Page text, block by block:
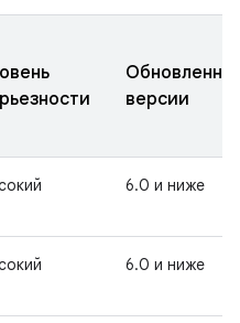
версии
6.0 и ниже
6.0 и ниже